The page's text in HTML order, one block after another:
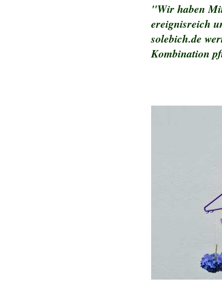
"Wir haben
ereignisreich
solebich.de
Kombination